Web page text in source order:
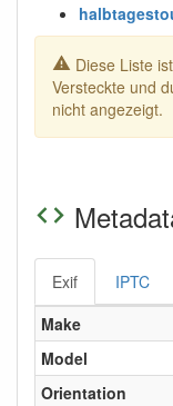
Diese Liste
Versteckte und
nicht angezeigt.
Exif
IPTC
Make
Model
Orientation